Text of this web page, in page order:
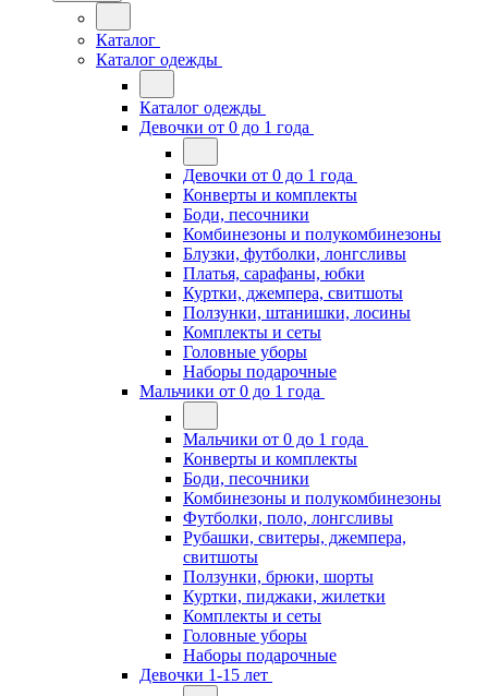
Каталог
Каталог одежды
Каталог одежды
Девочки от 0 до 1 года
Девочки от 0 до 1 года
Конверты и комплекты
Боди, песочники
Комбинезоны и полукомбинезоны
Блузки, футболки, лонгсливы
Платья, сарафаны, юбки
Куртки, джемпера, свитшоты
Ползунки, штанишки, лосины
Комплекты и сеты
Головные уборы
Наборы подарочные
Мальчики от 0 до 1 года
Мальчики от 0 до 1 года
Конверты и комплекты
Боди, песочники
Комбинезоны и полукомбинезоны
Футболки, поло, лонгсливы
Рубашки, свитеры, джемпера,
свитшоты
Ползунки, брюки, шорты
Куртки, пиджаки, жилетки
Комплекты и сеты
Головные уборы
Наборы подарочные
Девочки 1-15 лет